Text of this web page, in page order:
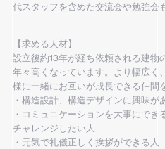
代スタッフを含めた交流会や勉強会
【求める人材】
設立後約13年が経ち依頼される建物
年々高くなっています。より幅広く
様に一緒にお互いが成長できる仲間
・構造設計、構造デザインに興味が
・コミュニケーションを大事にで
チャレンジしたい人
・元気で礼儀正しく挨拶ができる人